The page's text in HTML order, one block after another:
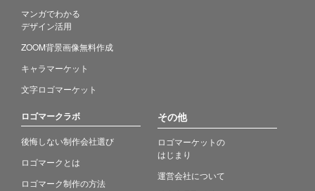
マンガでわかる
デザイン活用
ZOOM背景画像無料作成
キャラマーケット
文字ロゴマーケット
ロゴマークラボ
後悔しない制作会社選び
ロゴマークとは
ロゴマーク制作の方法
その他
ロゴマーケットの
はじまり
運営会社について